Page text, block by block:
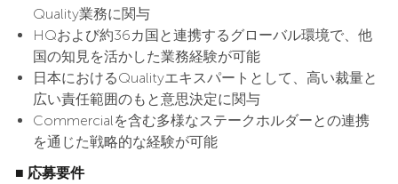
Quality業務に関与
HQおよび約36カ国と連携するグローバル環境で、他
国の知見を活かした業務経験が可能
日本におけるQualityエキスパートとして、高い裁量と
広い責任範囲のもと意思決定に関与
Commercialを含む多様なステークホルダーとの連携
を通じた戦略的な経験が可能
■ 応募要件